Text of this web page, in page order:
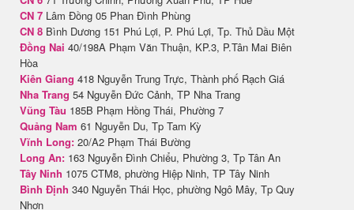
CN 7 Lâm Đồng 05 Phan Đình Phùng
CN 8 Bình Dương 151 Phú Lợi, P. Phú Lợi, Tp. Thủ Dầu Một
Đồng Nai 40/198A Phạm Văn Thuận, KP.3, P.Tân Mai Biên
Hòa
Kiên Giang 418 Nguyễn Trung Trực, Thành phố Rạch Giá
Nha Trang 54 Nguyễn Đức Cảnh, TP Nha Trang
Vũng Tàu 185B Phạm Hồng Thái, Phường 7
Quảng Nam 61 Nguyễn Du, Tp Tam Kỳ
Vĩnh Long: 20/A2 Phạm Thái Bường
Long An: 163 Nguyễn Đình Chiểu, Phường 3, Tp Tân An
Tây Ninh 1075 CTM8, phường Hiệp Ninh, TP Tây Ninh
Bình Định 340 Nguyễn Thái Học, phường Ngô Mây, Tp Quy
Nhơn